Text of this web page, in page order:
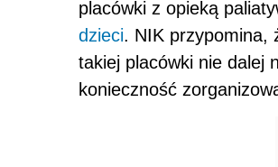
placówki z opieką
dzieci. NIK przypomina,
takiej placówki nie dalej
konieczność